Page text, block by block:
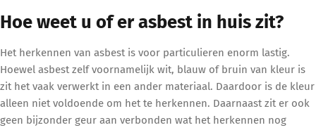
Hoe weet u of er asbest in huis zit?
Het herkennen van asbest is voor particulieren enorm lastig.
Hoewel asbest zelf voornamelijk wit, blauw of bruin van kleur is
zit het vaak verwerkt in een ander materiaal. Daardoor is de kleur
alleen niet voldoende om het te herkennen. Daarnaast zit er ook
geen bijzonder geur aan verbonden wat het herkennen nog